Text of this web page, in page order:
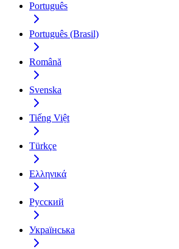
Português
Português (Brasil)
Română
Svenska
Tiếng Việt
Türkçe
Ελληνικά
Русский
Українська